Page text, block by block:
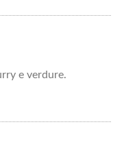
e verdure.​